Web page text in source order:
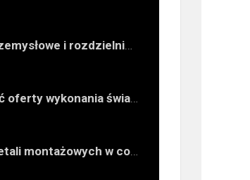
Instalacje przemysłowe i rozdzielnie — jak ocenić wykonawcę do obiektu technicznego
Jak porównać oferty wykonania świadectwa energetycznego bez wpadek
Znaczenie detali montażowych w codziennej pracy technicznej